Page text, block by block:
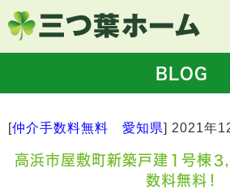
BLOG
[仲介手数料無料 愛知県] 2021年
高浜市屋敷町新築戸建１号棟３
数料無料！